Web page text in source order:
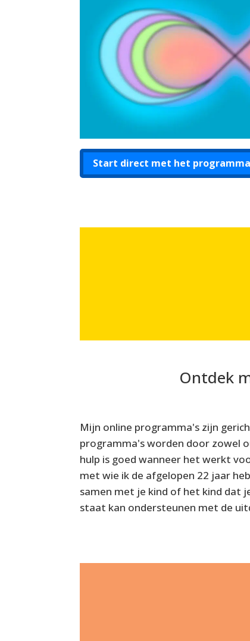
Start direct met het programma
Ontdek
Mijn online programma's zijn
programma's worden door zowel
hulp is goed wanneer het werkt
met wie ik de afgelopen 22 jaar
samen met je kind of het kind dat
staat kan ondersteunen met de